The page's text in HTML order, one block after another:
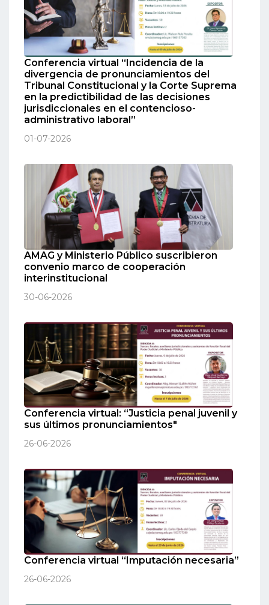
Conferencia virtual “Incidencia de la
divergencia de pronunciamientos del
Tribunal Constitucional y la Corte Suprema
en la predictibilidad de las decisiones
jurisdiccionales en el contencioso-
administrativo laboral”
01-07-2026
AMAG y Ministerio Público suscribieron
convenio marco de cooperación
interinstitucional
30-06-2026
Conferencia virtual: “Justicia penal juvenil y
sus últimos pronunciamientos"
26-06-2026
Conferencia virtual “Imputación necesaria”
26-06-2026